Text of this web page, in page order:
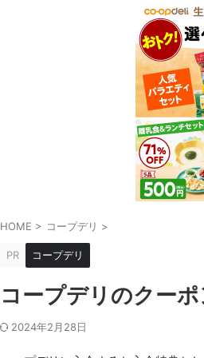
HOME > コープデリ >
PR コープデリ
コープデリのクー
2024年2月28日